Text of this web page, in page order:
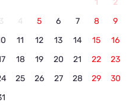
1
2
3
4 5 6 7 8
9
11 12 13 14 15
16
18 19 20 21 22
23
25 26 27 28 29
30
отелях
баней У озера С